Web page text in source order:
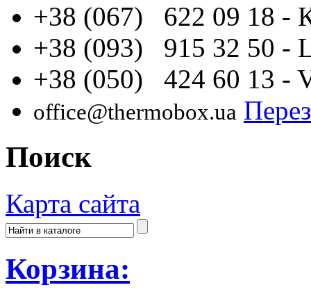
+38 (067) 622 09 18 -
+38 (093) 915 32 50 -
+38 (050) 424 60 13 -
office@thermobox.ua
Поиск
Карта сайта
Корзина: